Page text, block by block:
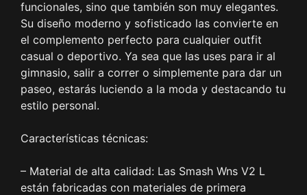
funcionales, sino que también son muy elegantes.
Su diseño moderno y sofisticado las convierte en
el complemento perfecto para cualquier outfit
casual o deportivo. Ya sea que las uses para ir al
gimnasio, salir a correr o simplemente para dar un
paseo, estarás luciendo a la moda y destacando tu
estilo personal.
Características técnicas:
– Material de alta calidad: Las Smash Wns V2 L
están fabricadas con materiales de primera